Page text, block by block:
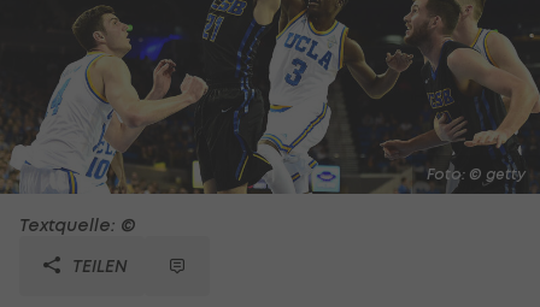
Foto: © getty
Textquelle: ©
TEILEN